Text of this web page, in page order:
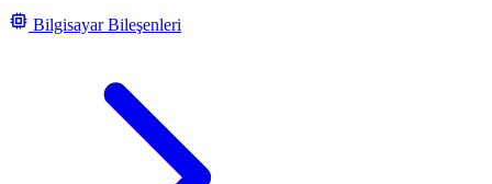
Bilgisayar Bileşenleri